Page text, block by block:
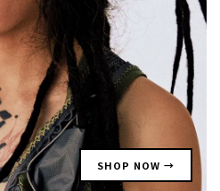
SHOP NOW →